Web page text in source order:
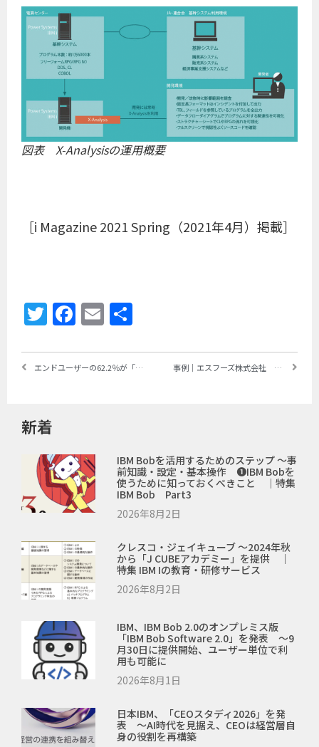
図表 X-Analysisの運用概要
［i Magazine 2021 Spring（2021年4月）掲載］
Twitter
Facebook
Email
エンドユーザーの62.2％が「自分たちで開発できる」、52.1％が「自分たちで開発した方が早い」 ～ガートナージャパンがエンドユーザー開発の実態調査を発表 事例｜エスフーズ株式会社 ～PHPQUERYの導入により、基幹データ活用のレベルアップを目指す
新着
IBM Bobを活用するためのステップ ～事
前知識・設定・基本操作 ❶IBM Bobを
使うために知っておくべきこと ｜特集
IBM Bob Part3
2026年8月2日
クレスコ・ジェイキューブ ～2024年秋
から「J CUBEアカデミー」を提供 ｜
特集 IBM Iの教育・研修サービス
2026年8月2日
IBM、IBM Bob 2.0のオンプレミス版
「IBM Bob Software 2.0」を発表 ～9
月30日に提供開始、ユーザー単位で利
用も可能に
2026年8月1日
日本IBM、「CEOスタディ2026」を発
表 ～AI時代を見据え、CEOは経営層自
身の役割を再構築